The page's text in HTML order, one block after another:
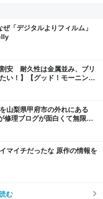
「デジタルよりフィルム」
安 耐久性は金属並み、ブリ
い！】【グッド！モーニン
山梨県甲府市の外れにある
修理ブログが面白くて無限に
マイチだったな 原作の情報を
む